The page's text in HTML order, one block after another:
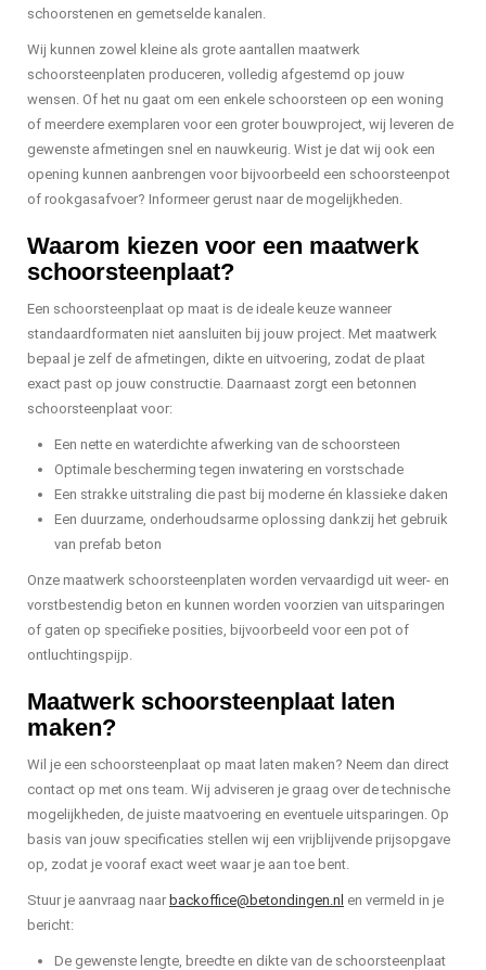
schoorstenen en gemetselde kanalen.
Wij kunnen zowel kleine als grote aantallen maatwerk
schoorsteenplaten produceren, volledig afgestemd op jouw
wensen. Of het nu gaat om een enkele schoorsteen op een woning
of meerdere exemplaren voor een groter bouwproject, wij leveren de
gewenste afmetingen snel en nauwkeurig. Wist je dat wij ook een
opening kunnen aanbrengen voor bijvoorbeeld een schoorsteenpot
of rookgasafvoer? Informeer gerust naar de mogelijkheden.
Waarom kiezen voor een maatwerk
schoorsteenplaat?
Een schoorsteenplaat op maat is de ideale keuze wanneer
standaardformaten niet aansluiten bij jouw project. Met maatwerk
bepaal je zelf de afmetingen, dikte en uitvoering, zodat de plaat
exact past op jouw constructie. Daarnaast zorgt een betonnen
schoorsteenplaat voor:
Een nette en waterdichte afwerking van de schoorsteen
Optimale bescherming tegen inwatering en vorstschade
Een strakke uitstraling die past bij moderne én klassieke daken
Een duurzame, onderhoudsarme oplossing dankzij het gebruik
van prefab beton
Onze maatwerk schoorsteenplaten worden vervaardigd uit weer- en
vorstbestendig beton en kunnen worden voorzien van uitsparingen
of gaten op specifieke posities, bijvoorbeeld voor een pot of
ontluchtingspijp.
Maatwerk schoorsteenplaat laten
maken?
Wil je een schoorsteenplaat op maat laten maken? Neem dan direct
contact op met ons team. Wij adviseren je graag over de technische
mogelijkheden, de juiste maatvoering en eventuele uitsparingen. Op
basis van jouw specificaties stellen wij een vrijblijvende prijsopgave
op, zodat je vooraf exact weet waar je aan toe bent.
Stuur je aanvraag naar backoffice@betondingen.nl en vermeld in je
bericht:
De gewenste lengte, breedte en dikte van de schoorsteenplaat